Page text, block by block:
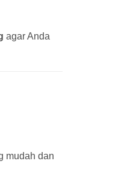
agar Anda
mudah dan